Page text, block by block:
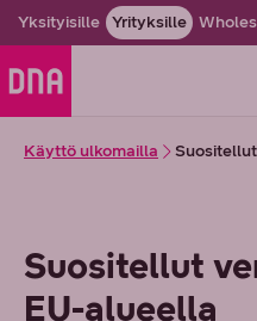
Yksityisille Yrityksille
Käyttö ulkomailla
Suositellut
EU-alueella